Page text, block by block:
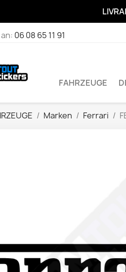
06 08 65 11 91
FAHRZEUGE
Marken Ferrari